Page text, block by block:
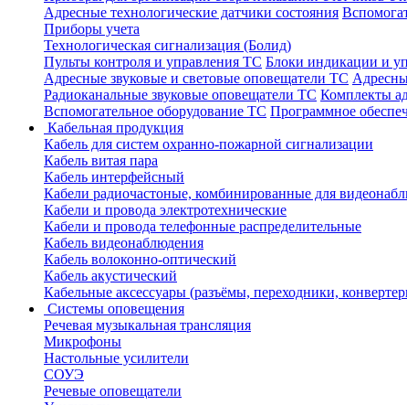
Адресные технологические датчики состояния
Приборы учета
Технологическая сигнализация (Болид)
Пульты контроля и управления ТС Блоки индикации и
Адресные звуковые и световые оповещатели ТС
Радиоканальные звуковые оповещатели ТС Комплекты
Вспомогательное оборудование ТС Программное
Кабельная продукция
Кабель для систем охранно-пожарной сигнализации
Кабель витая пара
Кабель интерфейсный
Кабели радиочастоные, комбинированные для
Кабели и провода электротехнические
Кабели и провода телефонные распределительные
Кабель видеонаблюдения
Кабель волоконно-оптический
Кабель акустический
Кабельные аксессуары (разъёмы, переходники,
Системы оповещения
Речевая музыкальная трансляция
Микрофоны
Настольные усилители
СОУЭ
Речевые оповещатели